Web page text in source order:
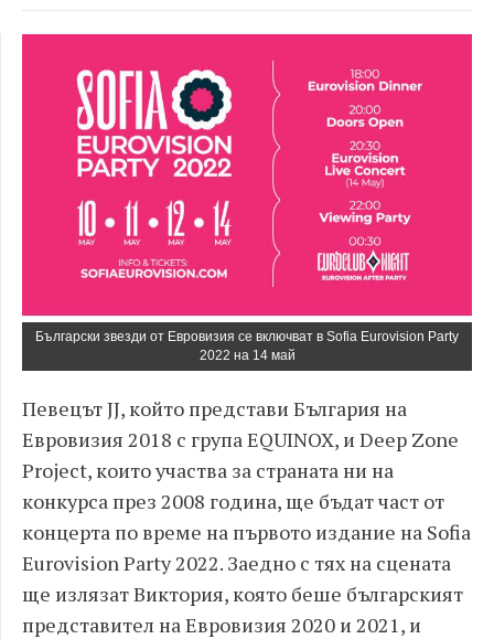
Български звезди от Евровизия се включват в Sofia Eurovision Party
2022 на 14 май
ПевецътJJ, който представи България на
Евровизия 2018 с група EQUINOX, и Deep Zone
Project, които участва за страната ни на
конкурса през 2008 година, ще бъдат част от
концерта по време на първото издание на Sofia
Eurovision Party 2022. Заедно с тях на сцената
ще излязат Виктория, която беше българският
представител на Евровизия 2020 и 2021, и